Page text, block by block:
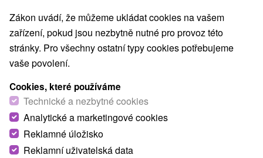
Zavolejte nám - +421 2 21 02 57 57
Zákon uvádí, že můžeme ukládat cookies na vašem
zařízení, pokud jsou nezbytně nutné pro provoz této
stránky. Pro všechny ostatní typy cookies potřebujeme
vaše povolení.
Cookies, které používáme
Technické a nezbytné cookies
Analytické a marketingové cookies
Reklamné úložisko
Reklamní uživatelská data